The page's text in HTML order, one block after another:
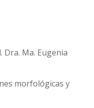
Dra. Ma. Eugenia
morfológicas y